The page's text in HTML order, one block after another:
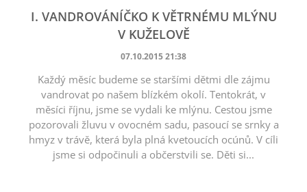
I. VANDROVÁNÍČKO K VĚTRNÉMU MLÝNU
V KUŽELOVĚ
07.10.2015 21:38
Každý měsíc budeme se staršími dětmi dle zájmu
vandrovat po našem blízkém okolí. Tentokrát, v
měsíci říjnu, jsme se vydali ke mlýnu. Cestou jsme
pozorovali žluvu v ovocném sadu, pasoucí se srnky a
hmyz v trávě, která byla plná kvetoucích ocúnů. V cíli
jsme si odpočinuli a občerstvili se. Děti si...